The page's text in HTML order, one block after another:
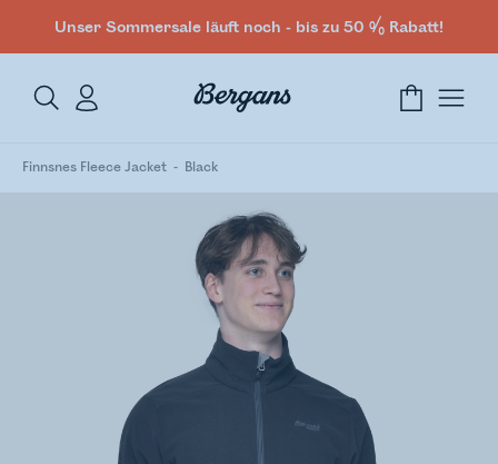
Unser Sommersale läuft noch - bis zu 50 % Rabatt!
Finnsnes Fleece Jacket Black